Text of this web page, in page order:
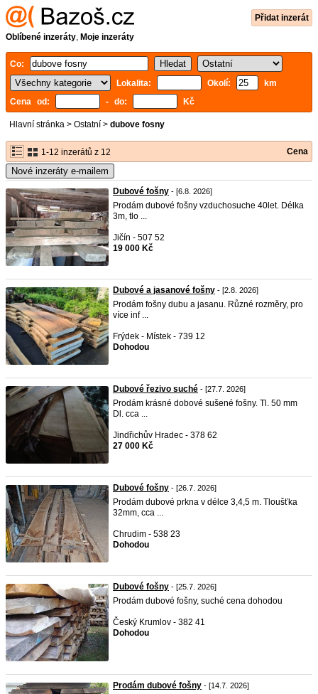
Přidat inzerát
Oblíbené inzeráty, Moje inzeráty
Co:
Lokalita:
Okolí:
km
Cena od:
- do: Kč
Hlavní stránka > Ostatní > dubove fosny
1-12 inzerátů z 12 Cena
Nové inzeráty e-mailem
Dubové fošny - [6.8. 2026]
Prodám dubové fošny vzduchosuche 40let. Délka
3m, tlo ...
Jičín - 507 52
19 000 Kč
Dubové a jasanové fošny - [2.8. 2026]
Prodám fošny dubu a jasanu. Různé rozměry, pro
více inf ...
Frýdek - Místek - 739 12
Dohodou
Dubové řezivo suché - [27.7. 2026]
Prodám krásné dobové sušené fošny. Tl. 50 mm
Dl. cca ...
Jindřichův Hradec - 378 62
27 000 Kč
Dubové fošny - [26.7. 2026]
Prodám dubové prkna v délce 3,4,5 m. Tloušťka
32mm, cca ...
Chrudim - 538 23
Dohodou
Dubové fošny - [25.7. 2026]
Prodám dubové fošny, suché cena dohodou
Český Krumlov - 382 41
Dohodou
Prodám dubové fošny - [14.7. 2026]